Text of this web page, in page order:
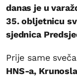
danas je u
35. obljetnicu
sjednica
Prije same
HNS-a,